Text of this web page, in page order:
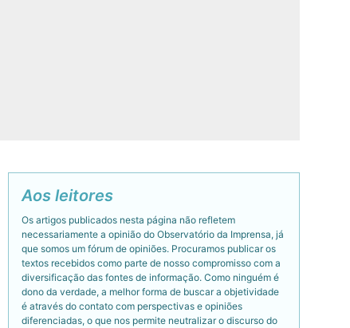
Aos leitores
Os artigos publicados nesta página não refletem
necessariamente a opinião do Observatório da Imprensa, já
que somos um fórum de opiniões. Procuramos publicar os
textos recebidos como parte de nosso compromisso com a
diversificação das fontes de informação. Como ninguém é
dono da verdade, a melhor forma de buscar a objetividade
é através do contato com perspectivas e opiniões
diferenciadas, o que nos permite neutralizar o discurso do